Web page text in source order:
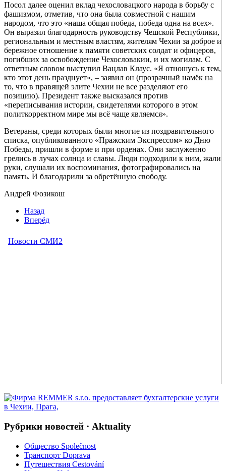
Посол далее оценил вклад чехословацкого народа в борьбу с
фашизмом, отметив, что она была совместной с нашим
народом, что это «наша общая победа, победа одна на всех».
Он выразил благодарность руководству Чешской Республики,
региональным и местным властям, жителям Чехии за доброе и
бережное отношение к памяти советских солдат и офицеров,
погибших за освобождение Чехословакии, и их могилам. С
ответным словом выступил Вацлав Клаус. «Я отношусь к тем,
кто этот день празднует», – заявил он (прозрачный намёк на
то, что в правящей элите Чехии не все разделяют его
позицию). Президент также высказался против
«переписывания истории, свидетелями которого в этом
политкорректном мире мы всё чаще являемся».
Ветераны, среди которых были многие из поздравительного
списка, опубликованного «Пражским Экспрессом» ко Дню
Победы, пришли в форме и при орденах. Они заслуженно
грелись в лучах солнца и славы. Люди подходили к ним, жали
руки, слушали их воспоминания, фотографировались на
память. И благодарили за обретённую свободу.
Андрей Фозикош
Назад
Вперёд
Рубрики новостей · Aktuality
Общество Společnost
Транспорт Doprava
Путешествия Cestování